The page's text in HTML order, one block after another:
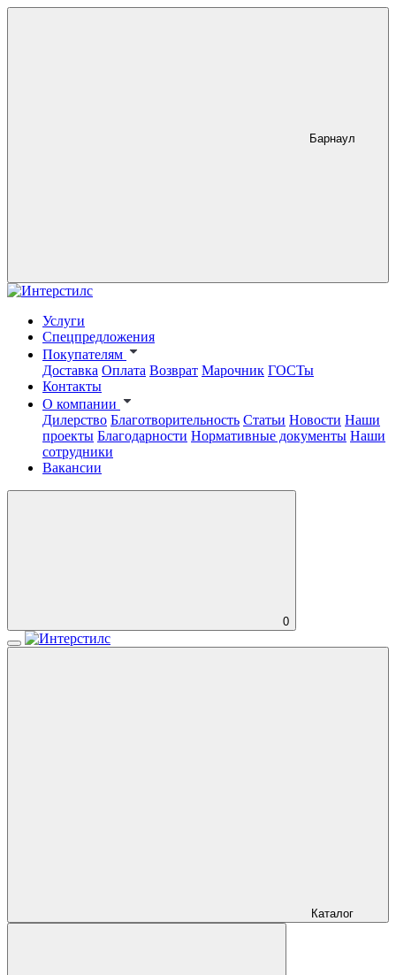
Барнаул
Услуги
Спецпредложения
Покупателям
Доставка Оплата Возврат Марочник ГОСТы
Контакты
О компании
Дилерство Благотворительность Статьи Новости Наши
проекты Благодарности Нормативные документы Наши
сотрудники
Вакансии
0
Каталог